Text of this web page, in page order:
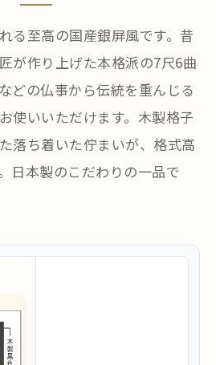
る至高の国産銀屏風です。昔
が作り上げた本格派の7尺6曲
どの仏事から伝統を重んじる
使いいただけます。木製格子
落ち着いた佇まいが、格式高
日本製のこだわりの一品で